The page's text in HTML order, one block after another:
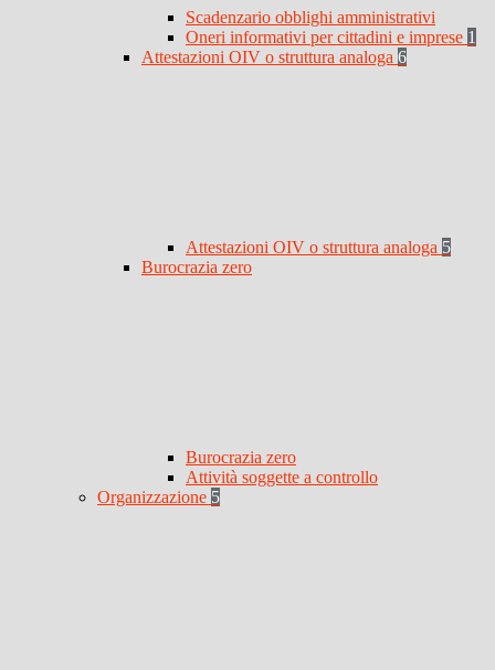
Scadenzario obblighi amministrativi
Oneri informativi per cittadini e imprese 1
Attestazioni OIV o struttura analoga 6
Attestazioni OIV o struttura analoga 5
Burocrazia zero
Burocrazia zero
Attività soggette a controllo
Organizzazione 5